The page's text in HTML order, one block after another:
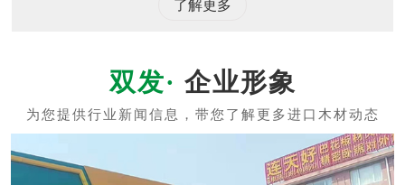
了解更多
企业形象